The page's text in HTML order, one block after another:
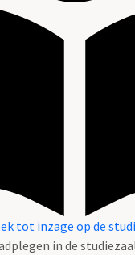
tot inzage op de
in de